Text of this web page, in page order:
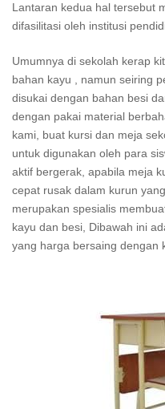
Lantaran kedua hal tersebut
difasilitasi oleh institusi
Umumnya di sekolah kerap
bahan kayu , namun seiring
disukai dengan bahan besi
dengan pakai material
kami, buat kursi dan meja
untuk digunakan oleh para
aktif bergerak, apabila meja
cepat rusak dalam kurun
merupakan spesialis
kayu dan besi, Dibawah ini
yang harga bersaing dengan